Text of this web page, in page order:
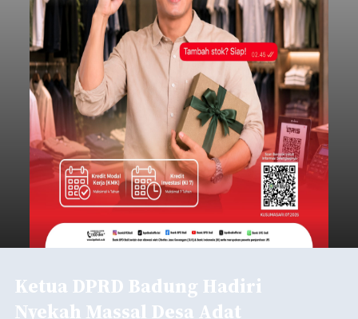
Ketua DPRD Badung Hadiri
Nyekah Massal Desa Adat